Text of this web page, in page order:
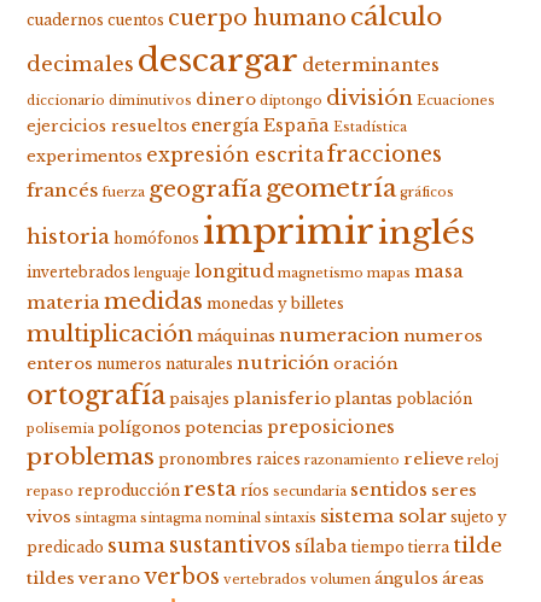
cuadernos cuentos cuerpo humano cálculo
decimales descargar determinantes
diccionario diminutivos dinero diptongo división Ecuaciones
ejercicios resueltos energíaEspaña Estadística
experimentos expresión escritafracciones
francés fuerza geografíageometría gráficos
historia homófonos imprimiringlés
invertebrados lenguaje longitud magnetismo mapas masa
materiamedidas monedas y billetes
multiplicación máquinas numeracion numeros
enteros numeros naturales nutrición oración
ortografía paisajes planisferio plantas población
polisemia polígonos potencias preposiciones
problemas pronombres raices razonamiento relieve reloj
repaso reproducción resta ríos secundaria sentidos seres
vivos sintagma sintagma nominal sintaxis sistema solar sujeto y
predicado sumasustantivos sílaba tiempo tierra tilde
tildes verano verbos vertebrados volumen ángulos áreas